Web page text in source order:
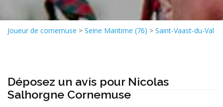
Joueur de cornemuse > Seine Maritime (76) > Saint-Vaast-du-Val
Déposez un avis pour Nicolas
Salhorgne Cornemuse